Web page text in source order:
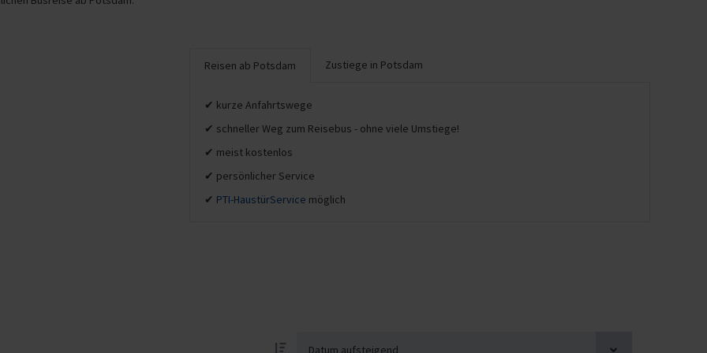
Reisen ab Potsdam Zustiege in Potsdam
✔ kurze Anfahrtswege
✔ schneller Weg zum Reisebus - ohne viele Umstiege!
✔ meist kostenlos
✔ persönlicher Service
✔ PTI-HaustürService möglich